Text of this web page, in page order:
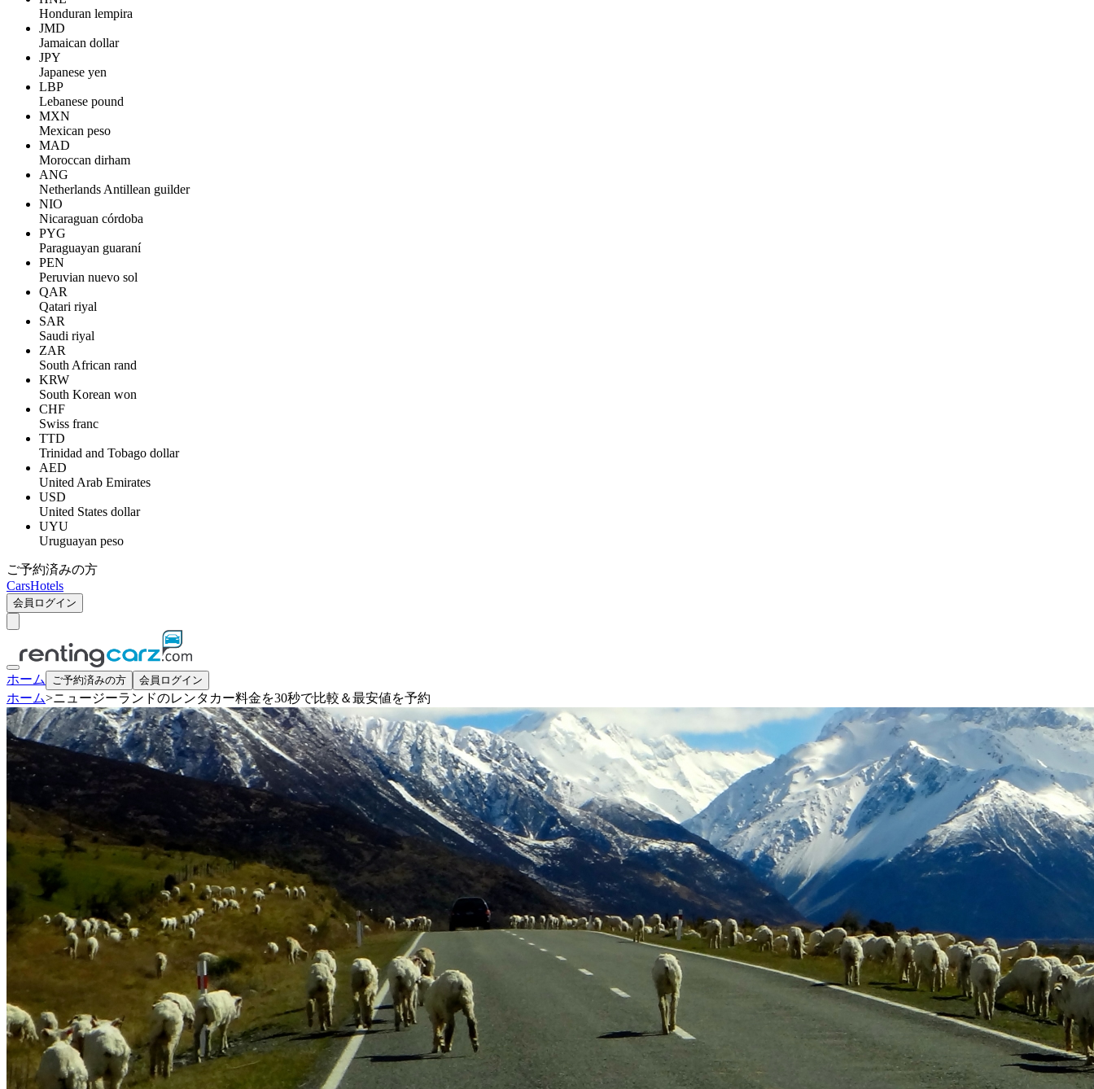
Honduran lempira
JMD
Jamaican dollar
JPY
Japanese yen
LBP
Lebanese pound
MXN
Mexican peso
MAD
Moroccan dirham
ANG
Netherlands Antillean guilder
NIO
Nicaraguan córdoba
PYG
Paraguayan guaraní
PEN
Peruvian nuevo sol
QAR
Qatari riyal
SAR
Saudi riyal
ZAR
South African rand
KRW
South Korean won
CHF
Swiss franc
TTD
Trinidad and Tobago dollar
AED
United Arab Emirates
USD
United States dollar
UYU
Uruguayan peso
ご予約済みの方
CarsHotels
会員ログイン
ホーム ご予約済みの方 会員ログイン
ホーム>ニュージーランドのレンタカー料金を30秒で比較＆最安値を予約